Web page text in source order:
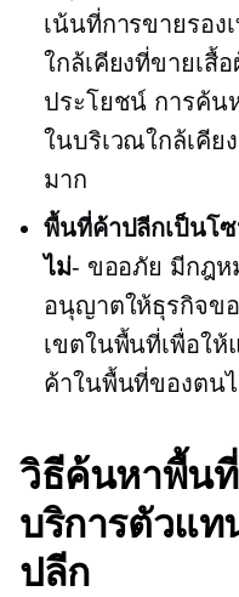
เน้นที่การขายรอง
ใกล้เคียงที่ขายเสื้
ประโยชน์ การค้น
ในบริเวณใกล้เคีย
มาก
พื้นที่ค้าปลีกเป็นโ
ไม่- ขออภัย มีกฎห
อนุญาตให้ธุรกิจข
เขตในพื้นที่เพื่อใ
ค้าในพื้นที่ของตน
วิธีค้นหาพื้น
บริการตัวแท
ปลีก